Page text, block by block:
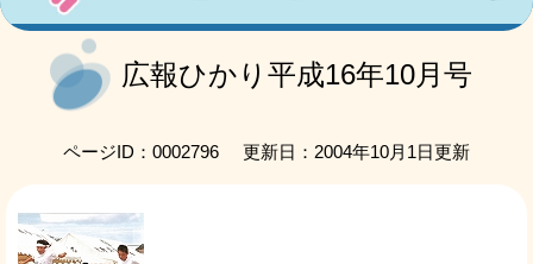
文
広報ひかり平成16年10月号
ページID：0002796 更新日：2004年10月1日更新